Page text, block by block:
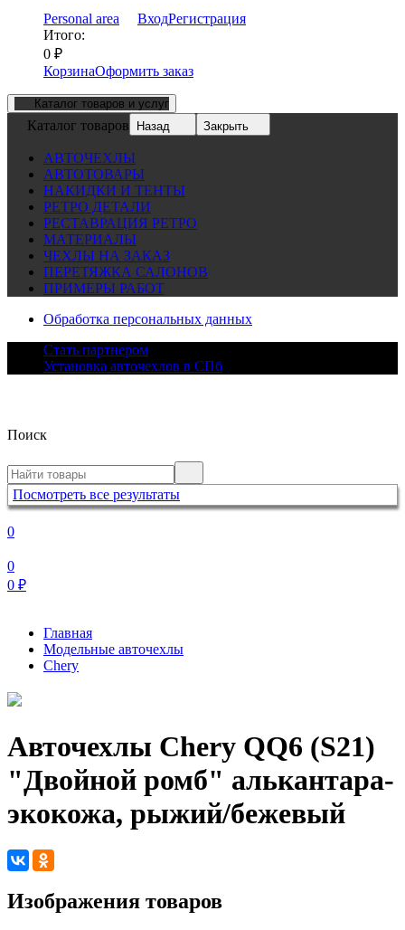
Personal area ВходРегистрация
Итого:
0 ₽
КорзинаОформить заказ
Каталог товаров и услуг
Каталог товаров Назад Закрыть
АВТОЧЕХЛЫ
АВТОТОВАРЫ
НАКИДКИ И ТЕНТЫ
РЕТРО ДЕТАЛИ
РЕСТАВРАЦИЯ РЕТРО
МАТЕРИАЛЫ
ЧЕХЛЫ НА ЗАКАЗ
ПЕРЕТЯЖКА САЛОНОВ
ПРИМЕРЫ РАБОТ
Обработка персональных данных
Стать партнером
Установка авточехлов в СПб
Поиск
Посмотреть все результаты
0
0
0 ₽
Главная
Модельные авточехлы
Chery
Авточехлы Chery QQ6 (S21)
"Двойной ромб" алькантара-
экокожа, рыжий/бежевый
Изображения товаров